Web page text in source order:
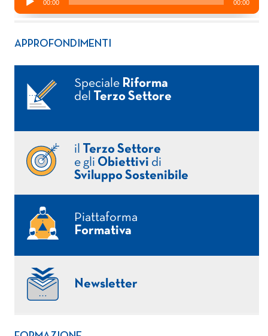
APPROFONDIMENTI
Speciale Riforma
del
Terzo Settore
il
Terzo Settore
e gli Obiettivi di
Sviluppo Sostenibile
Piattaforma
Formativa
Newsletter